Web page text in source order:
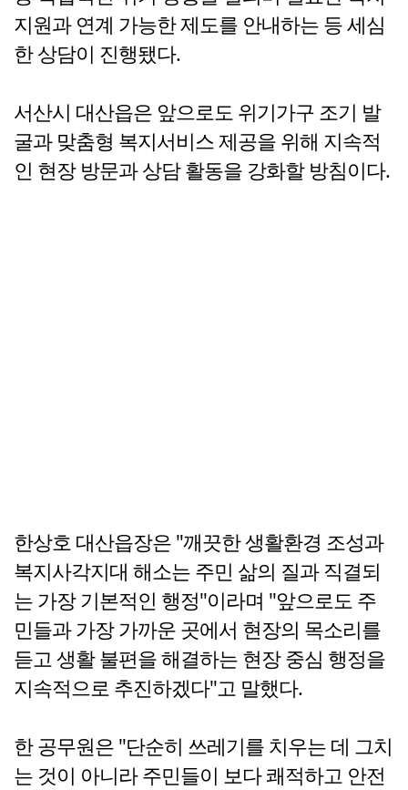
지원과 연계 가능한 제도를 안내하는 등 세심
한 상담이 진행됐다.
서산시 대산읍은 앞으로도 위기가구 조기 발
굴과 맞춤형 복지서비스 제공을 위해 지속적
인 현장 방문과 상담 활동을 강화할 방침이다.
한상호 대산읍장은 "깨끗한 생활환경 조성과
복지사각지대 해소는 주민 삶의 질과 직결되
는 가장 기본적인 행정"이라며 "앞으로도 주
민들과 가장 가까운 곳에서 현장의 목소리를
듣고 생활 불편을 해결하는 현장 중심 행정을
지속적으로 추진하겠다"고 말했다.
한 공무원은 "단순히 쓰레기를 치우는 데 그치
는 것이 아니라 주민들이 보다 쾌적하고 안전